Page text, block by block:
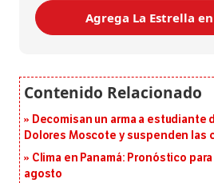
Agrega La Estrella
Decomisan un arma a estudiante
Dolores Moscote y suspenden las
Clima en Panamá: Pronóstico
agosto